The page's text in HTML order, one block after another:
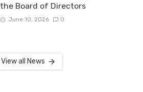
the Board of Directors
June 10, 2026 0
View all News